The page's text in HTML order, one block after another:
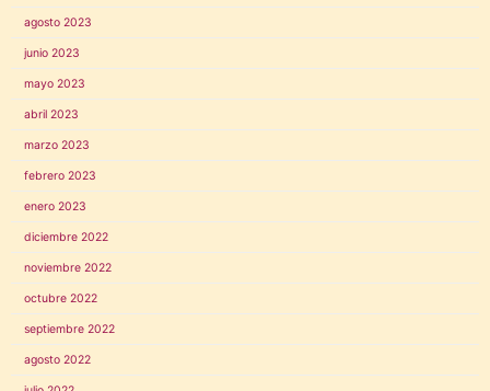
agosto 2023
junio 2023
mayo 2023
abril 2023
marzo 2023
febrero 2023
enero 2023
diciembre 2022
noviembre 2022
octubre 2022
septiembre 2022
agosto 2022